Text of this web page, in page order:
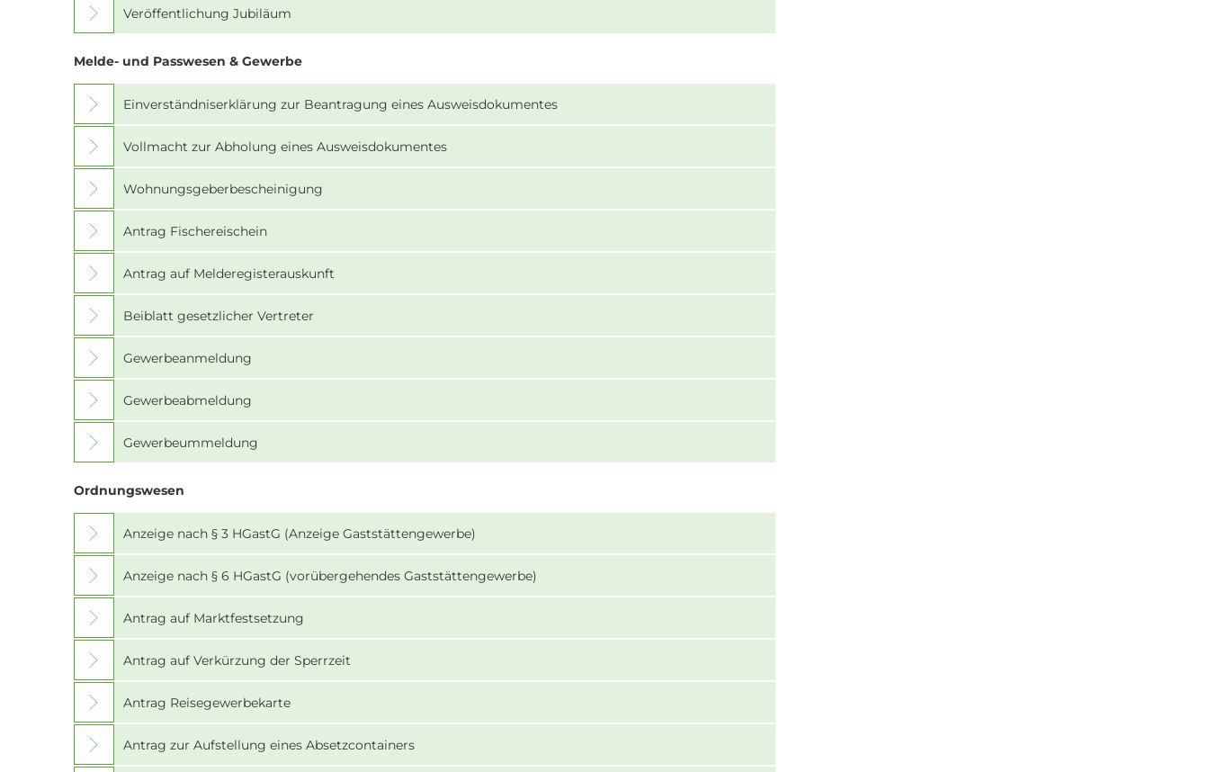
Veröffentlichung Jubiläum
Melde- und Passwesen & Gewerbe
Einverständniserklärung zur Beantragung eines Ausweisdokumentes
Vollmacht zur Abholung eines Ausweisdokumentes
Wohnungsgeberbescheinigung
Antrag Fischereischein
Antrag auf Melderegisterauskunft
Beiblatt gesetzlicher Vertreter
Gewerbeanmeldung
Gewerbeabmeldung
Gewerbeummeldung
Ordnungswesen
Anzeige nach § 3 HGastG (Anzeige Gaststättengewerbe)
Anzeige nach § 6 HGastG (vorübergehendes Gaststättengewerbe)
Antrag auf Marktfestsetzung
Antrag auf Verkürzung der Sperrzeit
Antrag Reisegewerbekarte
Antrag zur Aufstellung eines Absetzcontainers